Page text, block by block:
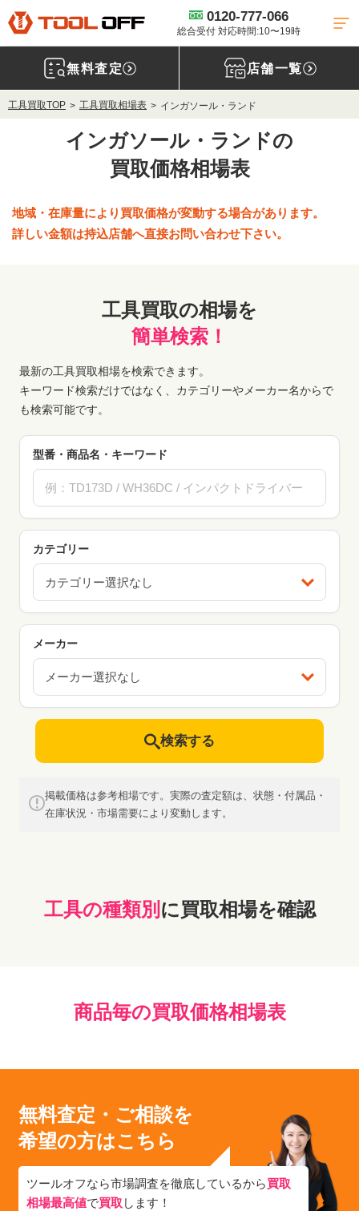
0120-777-066
総合受付 対応時間:10〜19時
無料査定 店舗一覧
工具買取TOP 工具買取相場表 インガソール・ランド
インガソール・ランドの
買取価格相場表
地域・在庫量により買取価格が変動する場合があります。
詳しい金額は持込店舗へ直接お問い合わせ下さい。
工具買取の相場を
簡単検索！
最新の工具買取相場を検索できます。
キーワード検索だけではなく、カテゴリーやメーカー名からで
も検索可能です。
型番・商品名・キーワード
カテゴリー
カテゴリー選択なし
メーカー
メーカー選択なし
検索する
掲載価格は参考相場です。実際の査定額は、状態・付属品・
在庫状況・市場需要により変動します。
工具の種類別 に買取相場を確認
商品毎の買取価格相場表
無料査定・ご相談を
希望の方はこちら
ツールオフなら市場調査を徹底しているから買取
相場最高値で買取 します！